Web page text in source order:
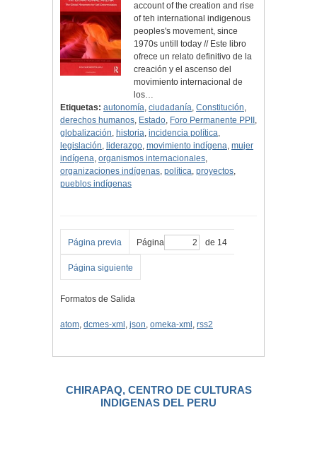
account of the creation and rise
of teh international indigenous
peoples's movement, since
1970s untill today // Este libro
ofrece un relato definitivo de la
creación y el ascenso del
movimiento internacional de
los…
Etiquetas: autonomía, ciudadanía, Constitución,
derechos humanos, Estado, Foro Permanente PPII ,
globalización, historia, incidencia política,
legislación, liderazgo, movimiento indígena, mujer
indígena, organismos internacionales,
organizaciones indígenas, política, proyectos,
pueblos indígenas
Página previa Página de 14
Página siguiente
Formatos de Salida
atom, dcmes-xml , json, omeka-xml , rss2
CHIRAPAQ, CENTRO DE CULTURAS
INDIGENAS DEL PERU